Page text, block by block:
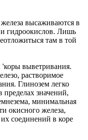
высаживаются в
и гидроокислов. Лишь
там в той
'коры выветривания.
растворимое
Глинозем легко
значений,
минимальная
окисного железа,
соединений в коре